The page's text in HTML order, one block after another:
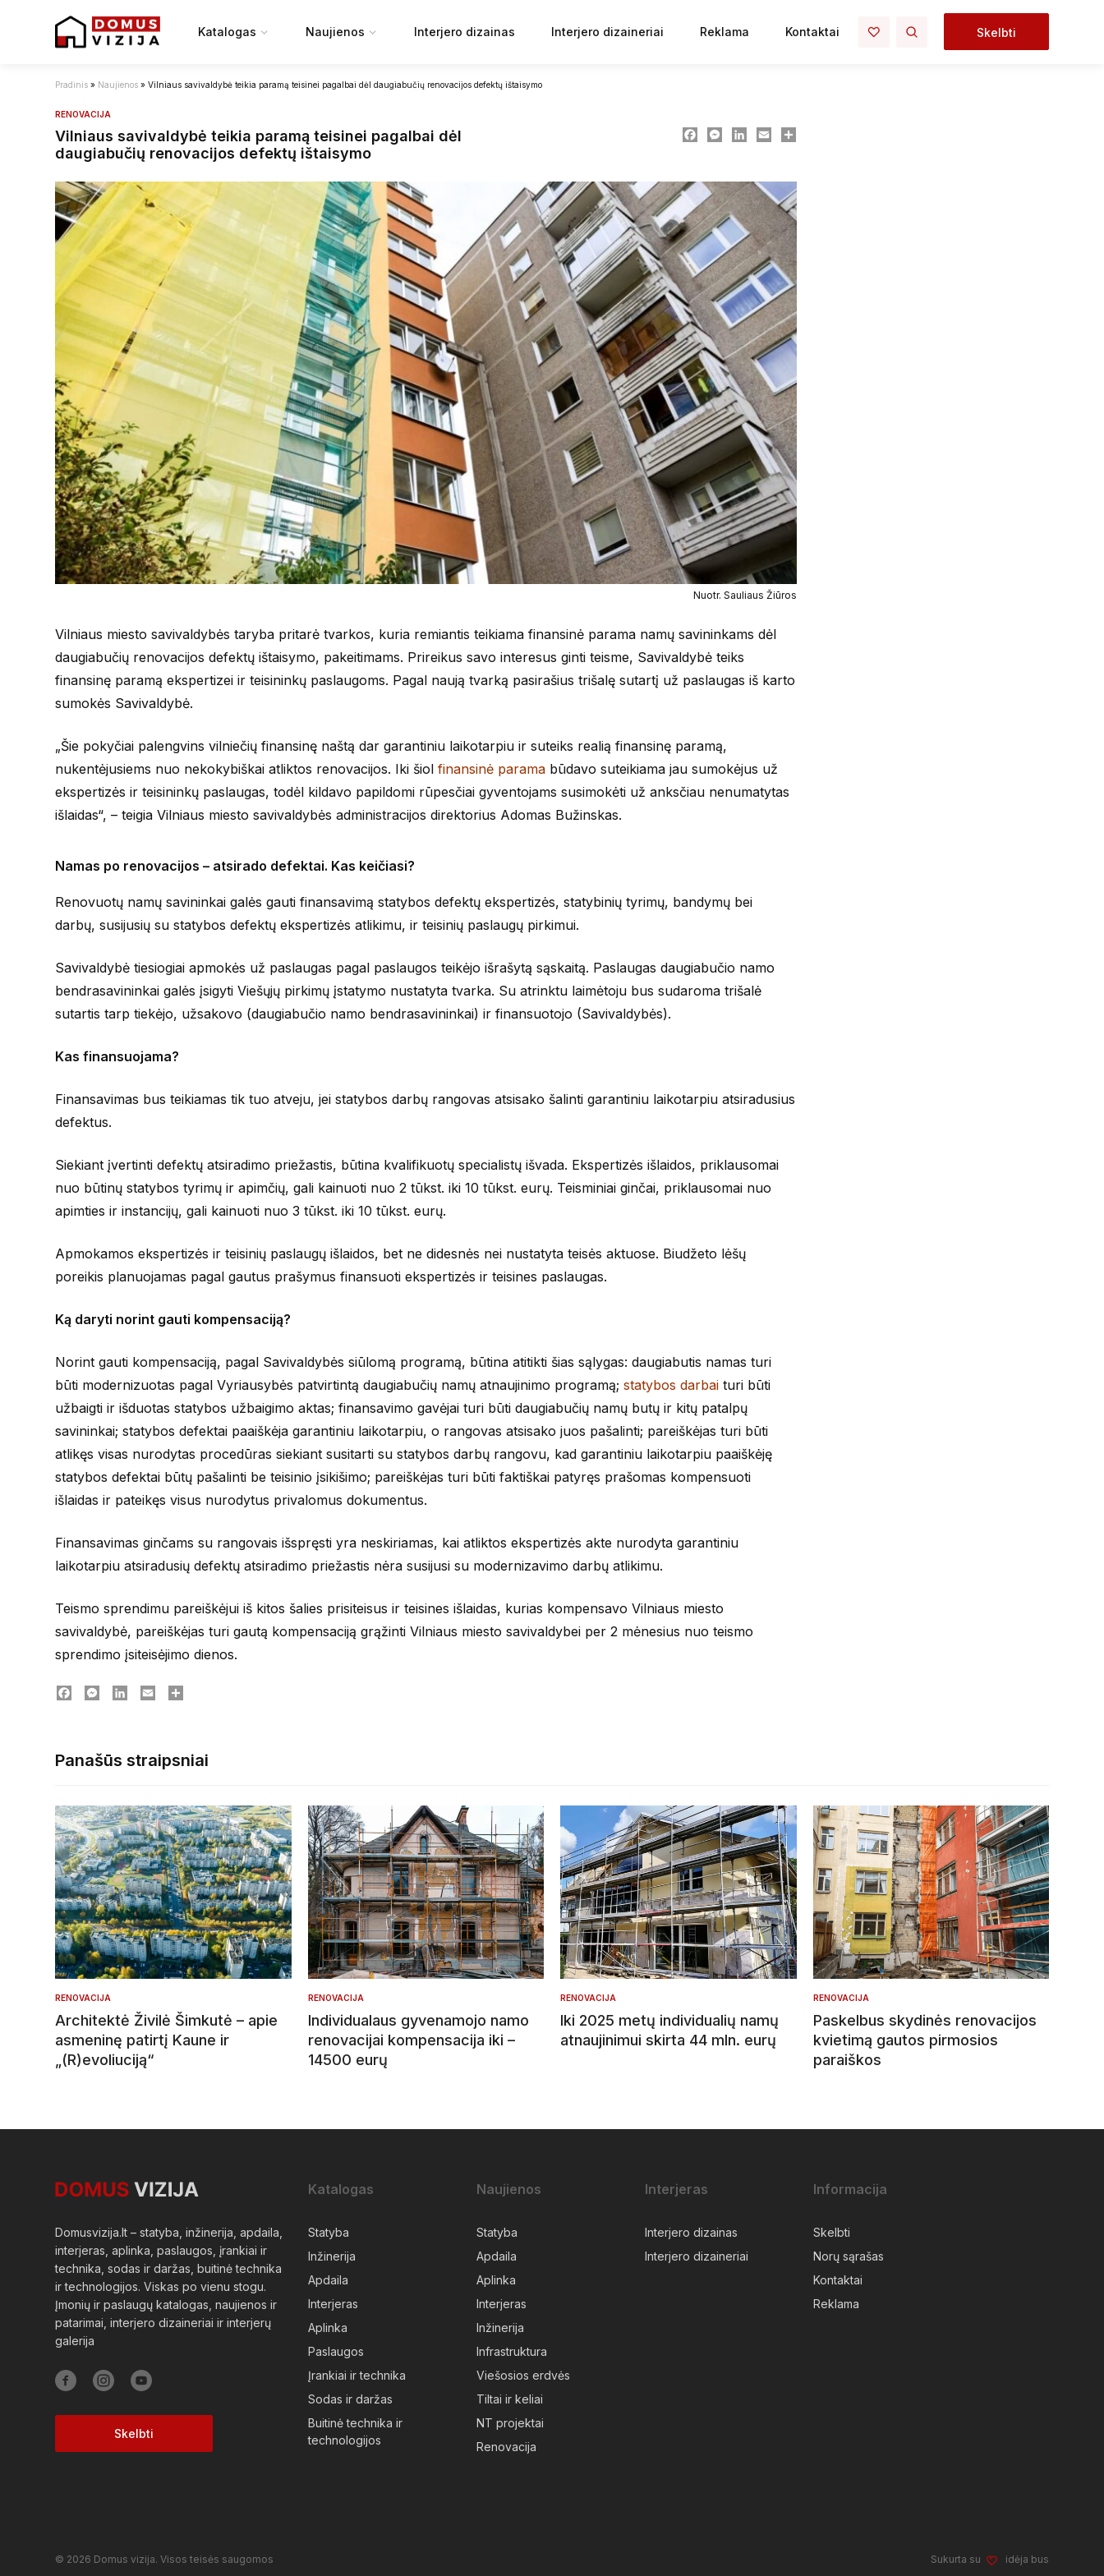
Katalogas Naujienos Interjero dizainas Interjero dizaineriai Reklama Kontaktai Skelbti
Pradinis » Naujienos » Vilniaus savivaldybė teikia paramą teisinei pagalbai dėl daugiabučių renovacijos defektų ištaisymo
RENOVACIJA
Vilniaus savivaldybė teikia paramą teisinei pagalbai dėl
daugiabučių renovacijos defektų ištaisymo
FacebookMessenger
LinkedIn
Email
Nuotr. Sauliaus Žiūros
Vilniaus miesto savivaldybės taryba pritarė tvarkos, kuria remiantis teikiama finansinė parama namų savininkams dėl
daugiabučių renovacijos defektų ištaisymo, pakeitimams. Prireikus savo interesus ginti teisme, Savivaldybė teiks
finansinę paramą ekspertizei ir teisininkų paslaugoms. Pagal naują tvarką pasirašius trišalę sutartį už paslaugas iš karto
sumokės Savivaldybė.
„Šie pokyčiai palengvins vilniečių finansinę naštą dar garantiniu laikotarpiu ir suteiks realią finansinę paramą,
nukentėjusiems nuo nekokybiškai atliktos renovacijos. Iki šiol finansinė parama būdavo suteikiama jau sumokėjus už
ekspertizės ir teisininkų paslaugas, todėl kildavo papildomi rūpesčiai gyventojams susimokėti už anksčiau nenumatytas
išlaidas“, – teigia Vilniaus miesto savivaldybės administracijos direktorius Adomas Bužinskas.
Namas po renovacijos – atsirado defektai. Kas keičiasi?
Renovuotų namų savininkai galės gauti finansavimą statybos defektų ekspertizės, statybinių tyrimų, bandymų bei
darbų, susijusių su statybos defektų ekspertizės atlikimu, ir teisinių paslaugų pirkimui.
Savivaldybė tiesiogiai apmokės už paslaugas pagal paslaugos teikėjo išrašytą sąskaitą. Paslaugas daugiabučio namo
bendrasavininkai galės įsigyti Viešųjų pirkimų įstatymo nustatyta tvarka. Su atrinktu laimėtoju bus sudaroma trišalė
sutartis tarp tiekėjo, užsakovo (daugiabučio namo bendrasavininkai) ir finansuotojo (Savivaldybės).
Kas finansuojama?
Finansavimas bus teikiamas tik tuo atveju, jei statybos darbų rangovas atsisako šalinti garantiniu laikotarpiu atsiradusius
defektus.
Siekiant įvertinti defektų atsiradimo priežastis, būtina kvalifikuotų specialistų išvada. Ekspertizės išlaidos, priklausomai
nuo būtinų statybos tyrimų ir apimčių, gali kainuoti nuo 2 tūkst. iki 10 tūkst. eurų. Teisminiai ginčai, priklausomai nuo
apimties ir instancijų, gali kainuoti nuo 3 tūkst. iki 10 tūkst. eurų.
Apmokamos ekspertizės ir teisinių paslaugų išlaidos, bet ne didesnės nei nustatyta teisės aktuose. Biudžeto lėšų
poreikis planuojamas pagal gautus prašymus finansuoti ekspertizės ir teisines paslaugas.
Ką daryti norint gauti kompensaciją?
Norint gauti kompensaciją, pagal Savivaldybės siūlomą programą, būtina atitikti šias sąlygas: daugiabutis namas turi
būti modernizuotas pagal Vyriausybės patvirtintą daugiabučių namų atnaujinimo programą; statybos darbai turi būti
užbaigti ir išduotas statybos užbaigimo aktas; finansavimo gavėjai turi būti daugiabučių namų butų ir kitų patalpų
savininkai; statybos defektai paaiškėja garantiniu laikotarpiu, o rangovas atsisako juos pašalinti; pareiškėjas turi būti
atlikęs visas nurodytas procedūras siekiant susitarti su statybos darbų rangovu, kad garantiniu laikotarpiu paaiškėję
statybos defektai būtų pašalinti be teisinio įsikišimo; pareiškėjas turi būti faktiškai patyręs prašomas kompensuoti
išlaidas ir pateikęs visus nurodytus privalomus dokumentus.
Finansavimas ginčams su rangovais išspręsti yra neskiriamas, kai atliktos ekspertizės akte nurodyta garantiniu
laikotarpiu atsiradusių defektų atsiradimo priežastis nėra susijusi su modernizavimo darbų atlikimu.
Teismo sprendimu pareiškėjui iš kitos šalies prisiteisus ir teisines išlaidas, kurias kompensavo Vilniaus miesto
savivaldybė, pareiškėjas turi gautą kompensaciją grąžinti Vilniaus miesto savivaldybei per 2 mėnesius nuo teismo
sprendimo įsiteisėjimo dienos.
FacebookMessengerLinkedInEmail
Panašūs straipsniai
RENOVACIJA
Architektė Živilė Šimkutė – apie
asmeninę patirtį Kaune ir
„(R)evoliuciją“
RENOVACIJA
Individualaus gyvenamojo namo
renovacijai kompensacija iki –
14500 eurų
RENOVACIJA
Iki 2025 metų individualių namų
atnaujinimui skirta 44 mln. eurų
RENOVACIJA
Paskelbus skydinės renovacijos
kvietimą gautos pirmosios
paraiškos
Domusvizija.lt – statyba, inžinerija, apdaila,
interjeras, aplinka, paslaugos, įrankiai ir
technika, sodas ir daržas, buitinė technika
ir technologijos. Viskas po vienu stogu.
Įmonių ir paslaugų katalogas, naujienos ir
patarimai, interjero dizaineriai ir interjerų
galerija
Skelbti
Katalogas
Statyba
Inžinerija
Apdaila
Interjeras
Aplinka
Paslaugos
Įrankiai ir technika
Sodas ir daržas
Buitinė technika ir
technologijos
Naujienos
Statyba
Apdaila
Aplinka
Interjeras
Inžinerija
Infrastruktura
Viešosios erdvės
Tiltai ir keliai
NT projektai
Renovacija
Interjeras
Interjero dizainas
Interjero dizaineriai
Informacija
Skelbti
Norų sąrašas
Kontaktai
Reklama
© 2026 Domus vizija. Visos teisės saugomos Sukurta su idėja bus